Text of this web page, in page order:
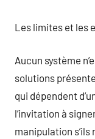
Les limites et les
Aucun système
solutions
qui dépendent
l’invitation à
manipulation s’ils